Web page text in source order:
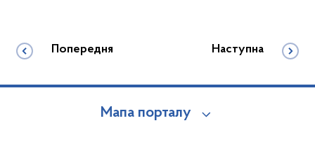
Попередня Наступна
Мапа порталу